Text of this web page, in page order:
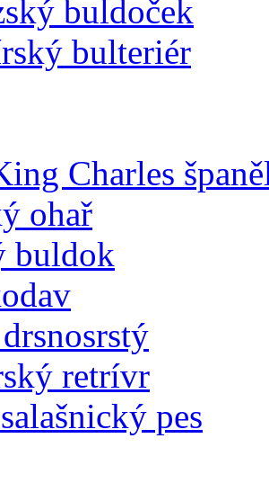
buldoček
bulteriér
Charles
ohař
buldok
retrívr
pes